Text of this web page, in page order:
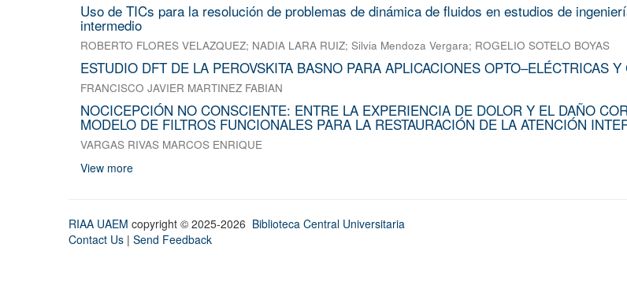
Uso de TICs para la resolución de problemas de dinámica de fluidos en estudios de
intermedio
ROBERTO FLORES VELAZQUEZ; NADIA LARA RUIZ; Silvia Mendoza Vergara; ROGELIO SOTELO BOYAS
ESTUDIO DFT DE LA PEROVSKITA BASNO PARA APLICACIONES OPTO–ELÉCTRICAS
FRANCISCO JAVIER MARTINEZ FABIAN
NOCICEPCIÓN NO CONSCIENTE: ENTRE LA EXPERIENCIA DE DOLOR Y EL DAÑO
MODELO DE FILTROS FUNCIONALES PARA LA RESTAURACIÓN DE LA ATENCIÓN
VARGAS RIVAS MARCOS ENRIQUE
View more
RIAA UAEM copyright © 2025-2026 Biblioteca Central Universitaria
Contact Us | Send Feedback